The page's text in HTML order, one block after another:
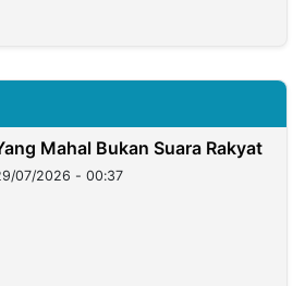
Mahal Bukan Suara Rakyat
07/2026 - 00:37